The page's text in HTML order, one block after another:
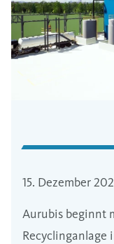
15. Dezember
Aurubis beginnt
Recyclinganlage